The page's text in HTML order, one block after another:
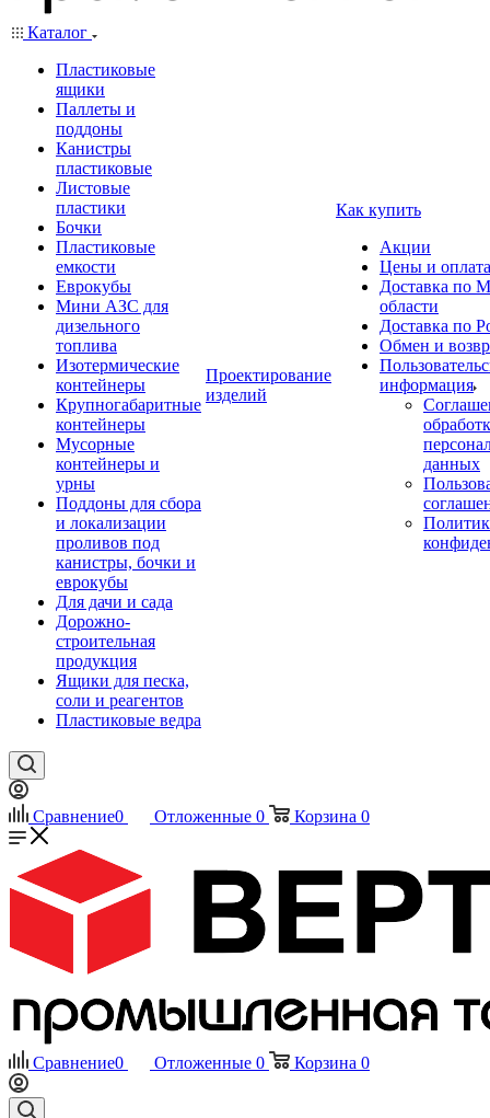
Каталог
Пластиковые
ящики
Паллеты и
поддоны
Канистры
пластиковые
Листовые
пластики
Бочки
Пластиковые
емкости
Еврокубы
Мини АЗС для
дизельного
топлива
Изотермические
контейнеры
Крупногабаритные
контейнеры
Мусорные
контейнеры и
урны
Поддоны для сбора
и локализации
проливов под
канистры, бочки и
еврокубы
Для дачи и сада
Дорожно-
строительная
продукция
Ящики для песка,
соли и реагентов
Пластиковые ведра
Проектирование
изделий
Как купить
Акции
Цены и оплата
Доставка по
области
Доставка по
Обмен и
информация
данных
Сравнение0 Отложенные 0 Корзина 0
Сравнение0 Отложенные 0 Корзина 0